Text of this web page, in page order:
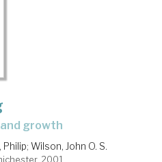
and growth
Philip; Wilson, John O. S.
2001